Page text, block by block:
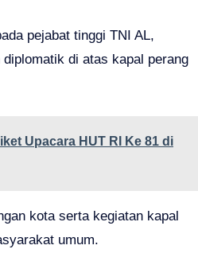
pejabat tinggi TNI AL,
di atas kapal perang
Upacara HUT RI Ke 81 di
kota serta kegiatan kapal
umum.